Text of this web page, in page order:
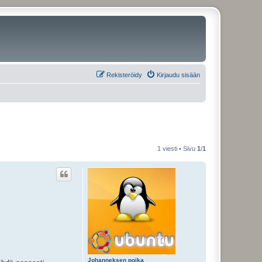
Kirjaudu sisään
Rekisteröidy
1 viesti • Sivu 1/1
Johanneksen poika